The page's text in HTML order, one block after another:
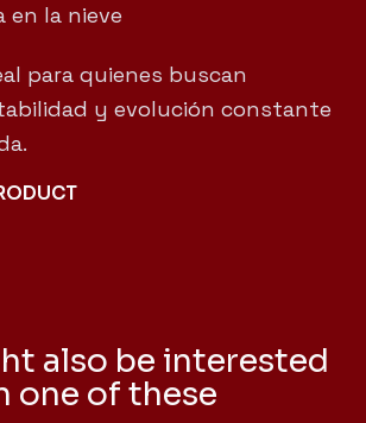
en la nieve
para quienes buscan
y evolución constante
also be interested
one of these